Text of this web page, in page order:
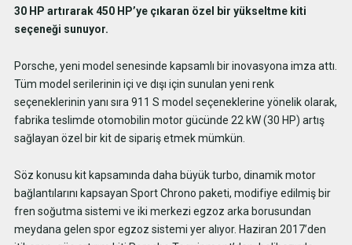
30 HP artırarak 450 HP’ye çıkaran özel bir yükseltme kiti
seçeneği sunuyor.
Porsche, yeni model senesinde kapsamlı bir inovasyona imza attı.
Tüm model serilerinin içi ve dışı için sunulan yeni renk
seçeneklerinin yanı sıra 911 S model seçeneklerine yönelik olarak,
fabrika teslimde otomobilin motor gücünde 22 kW (30 HP) artış
sağlayan özel bir kit de sipariş etmek mümkün.
Söz konusu kit kapsamında daha büyük turbo, dinamik motor
bağlantılarını kapsayan Sport Chrono paketi, modifiye edilmiş bir
fren soğutma sistemi ve iki merkezi egzoz arka borusundan
meydana gelen spor egzoz sistemi yer alıyor. Haziran 2017’den